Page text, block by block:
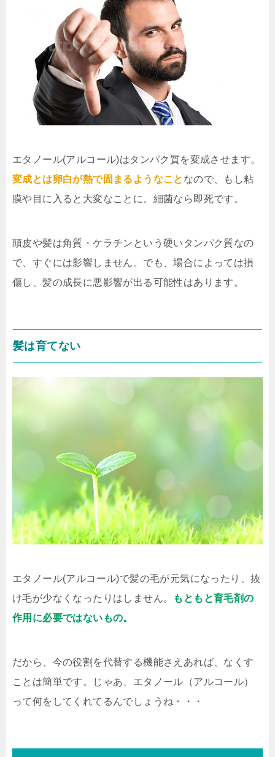
エタノール(アルコール)はタンパク質を変成させます。
変成とは卵白が熱で固まるようなこと なので、もし粘
膜や目に入ると大変なことに。細菌なら即死です。
頭皮や髪は角質・ケラチンという硬いタンパク質なの
で、すぐには影響しません。でも、場合によっては損
傷し、髪の成長に悪影響が出る可能性はあります。
髪は育てない
エタノール(アルコール)で髪の毛が元気になったり、抜
け毛が少なくなったりはしません。
もともと育毛剤の
作用に必要ではないもの。
だから、今の役割を代替する機能さえあれば、なくす
ことは簡単です。じゃあ、エタノール（アルコール）
って何をしてくれてるんでしょうね・・・